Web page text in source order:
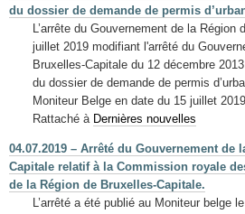
du dossier de demande de permis
L’arrête du Gouvernement de la
juillet 2019 modifiant l'arrêté du
Bruxelles-Capitale du 12 décembre
du dossier de demande de permis
Moniteur Belge en date du 15 juillet 2019.
Rattaché à Dernières nouvelles
04.07.2019 – Arrêté du Gouvernement de
Capitale relatif à la Commission royale
de la Région de Bruxelles-Capitale.
L’arrêté a été publié au Moniteur belge